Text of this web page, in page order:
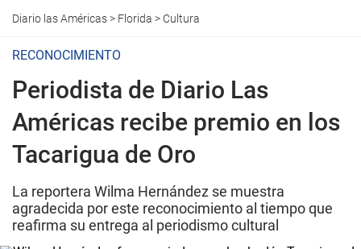
Diario las Américas> Florida > Cultura
RECONOCIMIENTO
Periodista de Diario Las
Américas recibe premio en los
Tacarigua de Oro
La reportera Wilma Hernández se muestra
agradecida por este reconocimiento al tiempo que
reafirma su entrega al periodismo cultural